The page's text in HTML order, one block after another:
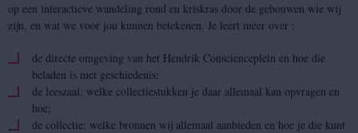
op een interactieve wandeling rond en kriskras door de gebouwen wie wij
zijn, en wat we voor jou kunnen betekenen. Je leert meer over :
de directe omgeving van het Hendrik Conscienceplein en hoe die
beladen is met geschiedenis;
de leeszaal: welke collectiestukken je daar allemaal kan opvragen en
hoe;
de collectie: welke bronnen wij allemaal aanbieden en hoe je die kunt